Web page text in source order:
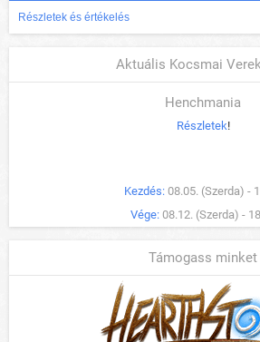
Részletek és értékelés
Aktuális Kocsmai
Henchmania
Részletek!
Kezdés: 08.05. (Szerda) -
Vége: 08.12. (Szerda) -
Támogass minket